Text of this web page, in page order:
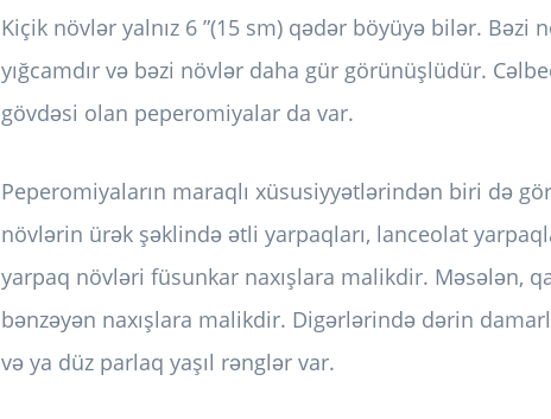
Kiçik növlər yalnız 6 ”(15 sm) qədər böyüyə bilər.
yığcamdır və bəzi növlər daha gür görünüşlüdür.
gövdəsi olan peperomiyalar da var.
Peperomiyaların maraqlı xüsusiyyətlərindən biri də
növlərin ürək şəklində ətli yarpaqları, lanceolat
yarpaq növləri füsunkar naxışlara malikdir. Məsələn,
bənzəyən naxışlara malikdir. Digərlərində dərin
və ya düz parlaq yaşıl rənglər var.